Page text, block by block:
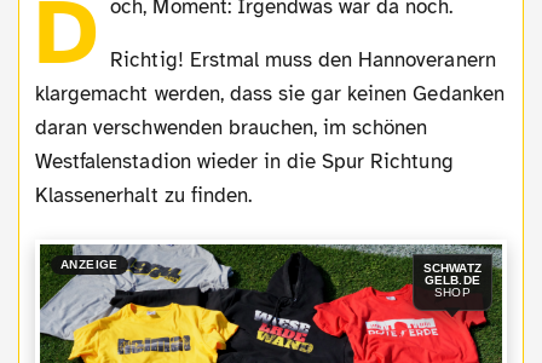
D och, Moment: Irgendwas war da noch.
Richtig! Erstmal muss den Hannoveranern
klargemacht werden, dass sie gar keinen Gedanken
daran verschwenden brauchen, im schönen
Westfalenstadion wieder in die Spur Richtung
Klassenerhalt zu finden.
ANZEIGE
SCHWATZ
GELB.DE
SHOP